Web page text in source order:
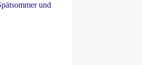
und